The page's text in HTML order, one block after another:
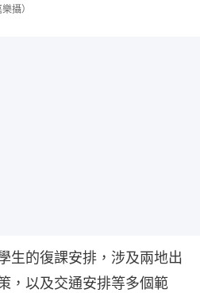
攝）
生的復課安排，涉及兩地出
，以及交通安排等多個範